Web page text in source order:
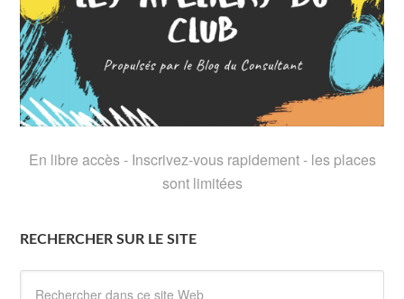
En libre accès - Inscrivez-vous rapidement - les places
sont limitées
RECHERCHER SUR LE SITE